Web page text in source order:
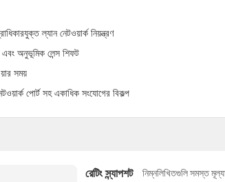
ল্যান নেটওয়ার্ক নিয়ন্ত্রণ
অনুভূমিক লেন্স শিফট
সময়
পোর্ট সহ একাধিক সংযোগের বিকল্প
রেটিং স্ন্যাপশট
নিম্নলিখিতগুলি সমস্ত